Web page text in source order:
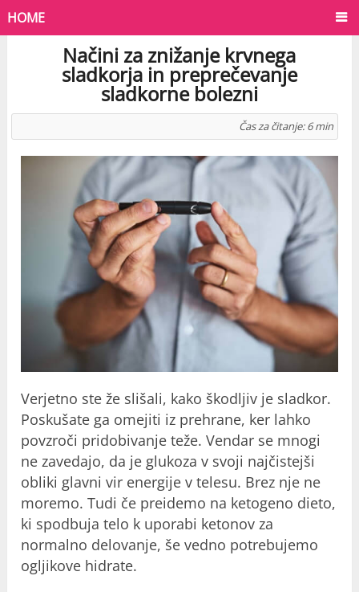
HOME
Načini za znižanje krvnega
sladkorja in preprečevanje
sladkorne bolezni
Čas za čitanje: 6 min
Verjetno ste že slišali, kako škodljiv je sladkor.
Poskušate ga omejiti iz prehrane, ker lahko
povzroči pridobivanje teže. Vendar se mnogi
ne zavedajo, da je glukoza v svoji najčistejši
obliki glavni vir energije v telesu. Brez nje ne
moremo. Tudi če preidemo na ketogeno dieto,
ki spodbuja telo k uporabi ketonov za
normalno delovanje, še vedno potrebujemo
ogljikove hidrate.